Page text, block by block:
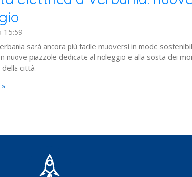
15:59
sarà ancora più facile muoversi in modo
nuove piazzole dedicate al noleggio e alla sosta dei
città.